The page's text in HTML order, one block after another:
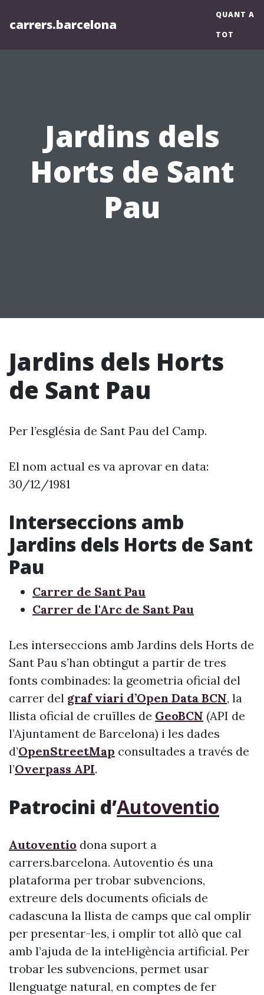
carrers.barcelona
QUANT A
TOT
Jardins dels
Horts de Sant
Pau
Jardins dels Horts
de Sant Pau
Per l’església de Sant Pau del Camp.
El nom actual es va aprovar en data:
30/12/1981
Interseccions amb
Jardins dels Horts de Sant
Pau
Carrer de Sant Pau
Carrer de l'Arc de Sant Pau
Les interseccions amb Jardins dels Horts de
Sant Pau s’han obtingut a partir de tres
fonts combinades: la geometria oficial del
carrer del graf viari d’Open Data BCN, la
llista oficial de cruïlles de GeoBCN (API de
l’Ajuntament de Barcelona) i les dades
d’OpenStreetMap consultades a través de
l’Overpass API.
Patrocini d’Autoventio
Autoventio dona suport a
carrers.barcelona. Autoventio és una
plataforma per trobar subvencions,
extreure dels documents oficials de
cadascuna la llista de camps que cal omplir
per presentar-les, i omplir tot allò que cal
amb l’ajuda de la intel·ligència artificial. Per
trobar les subvencions, permet usar
llenguatge natural, en comptes de fer